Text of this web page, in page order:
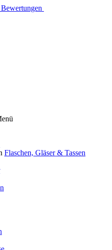
Bewertungen
Flaschen, Gläser & Tassen